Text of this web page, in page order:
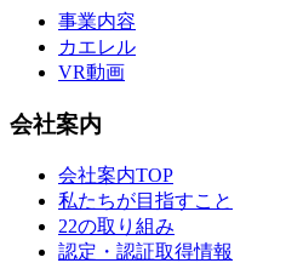
事業内容
カエレル
VR動画
会社案内
会社案内TOP
私たちが目指すこと
22の取り組み
認定・認証取得情報